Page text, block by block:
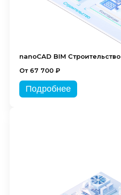
nanoCAD BIM Строительство
От 67 700 ₽
Подробнее